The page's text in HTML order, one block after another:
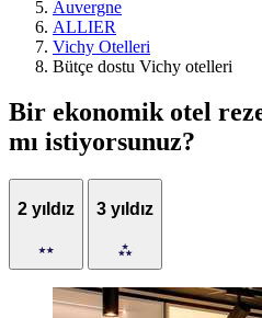
Auvergne
ALLIER
Vichy Otelleri
Bütçe dostu Vichy otelleri
Bir ekonomik otel
mı istiyorsunuz?
2 yıldız 3 yıldız